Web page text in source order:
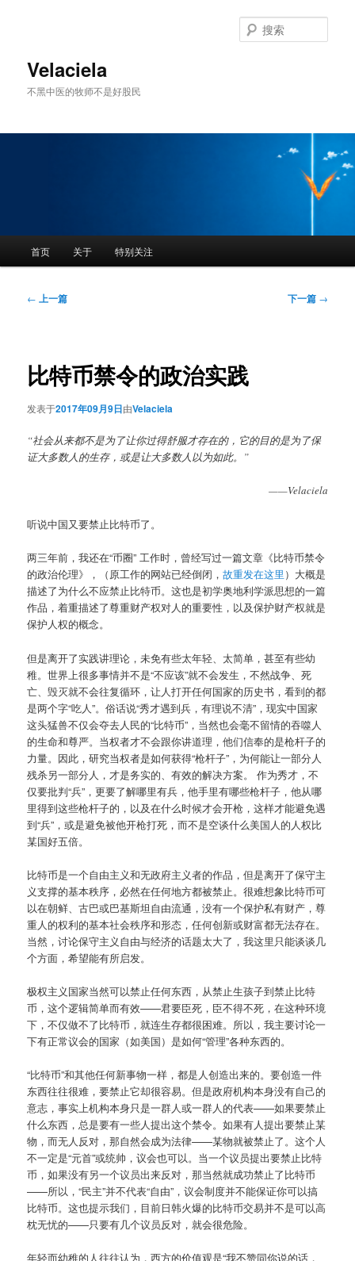
Velaciela
不黑中医的牧师不是好股民
索
首页 关于 特别关注
文
← 上一篇 下一篇 →
比特币禁令的政治实践
发表于2017年09月9日由Velaciela
“社会从来都不是为了让你过得舒服才存在的，它的目的是为了保
证大多数人的生存，或是让大多数人以为如此。”
——Velaciela
听说中国又要禁止比特币了。
两三年前，我还在“币圈” 工作时，曾经写过一篇文章《比特币禁令
的政治伦理》，（原工作的网站已经倒闭，故重发在这里）大概是
描述了为什么不应禁止比特币。这也是初学奥地利学派思想的一篇
作品，着重描述了尊重财产权对人的重要性，以及保护财产权就是
保护人权的概念。
但是离开了实践讲理论，未免有些太年轻、太简单，甚至有些幼
稚。世界上很多事情并不是“不应该”就不会发生，不然战争、死
亡、毁灭就不会往复循环，让人打开任何国家的历史书，看到的都
是两个字“吃人”。俗话说“秀才遇到兵，有理说不清”，现实中国家
这头猛兽不仅会夺去人民的“比特币”，当然也会毫不留情的吞噬人
的生命和尊严。当权者才不会跟你讲道理，他们信奉的是枪杆子的
力量。因此，研究当权者是如何获得“枪杆子”，为何能让一部分人
残杀另一部分人，才是务实的、有效的解决方案。 作为秀才，不
仅要批判“兵”，更要了解哪里有兵，他手里有哪些枪杆子，他从哪
里得到这些枪杆子的，以及在什么时候才会开枪，这样才能避免遇
到“兵”，或是避免被他开枪打死，而不是空谈什么美国人的人权比
某国好五倍。
比特币是一个自由主义和无政府主义者的作品，但是离开了保守主
义支撑的基本秩序，必然在任何地方都被禁止。很难想象比特币可
以在朝鲜、古巴或巴基斯坦自由流通，没有一个保护私有财产，尊
重人的权利的基本社会秩序和形态，任何创新或财富都无法存在。
当然，讨论保守主义自由与经济的话题太大了，我这里只能谈谈几
个方面，希望能有所启发。
极权主义国家当然可以禁止任何东西，从禁止生孩子到禁止比特
币，这个逻辑简单而有效——君要臣死，臣不得不死，在这种环境
下，不仅做不了比特币，就连生存都很困难。所以，我主要讨论一
下有正常议会的国家（如美国）是如何“管理”各种东西的。
“比特币”和其他任何新事物一样，都是人创造出来的。要创造一件
东西往往很难，要禁止它却很容易。但是政府机构本身没有自己的
意志，事实上机构本身只是一群人或一群人的代表——如果要禁止
什么东西，总是要有一些人提出这个禁令。如果有人提出要禁止某
物，而无人反对，那自然会成为法律——某物就被禁止了。这个人
不一定是“元首”或统帅，议会也可以。当一个议员提出要禁止比特
币，如果没有另一个议员出来反对，那当然就成功禁止了比特币
——所以，“民主”并不代表“自由”，议会制度并不能保证你可以搞
比特币。这也提示我们，目前日韩火爆的比特币交易并不是可以高
枕无忧的——只要有几个议员反对，就会很危险。
年轻而幼稚的人往往认为，西方的价值观是“我不赞同你说的话，